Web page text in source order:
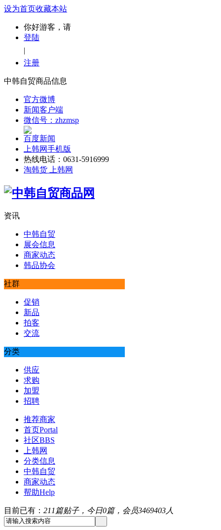
设为首页收藏本站
你好游客，请
登陆
|
注册
中韩自贸商品信息
官方微博
新闻客户端
微信号：zhzmsp
百度新闻
上韩网手机版
热线电话：0631-5916999
淘韩货 上韩网
资讯
中韩自贸
展会信息
商家动态
韩品协会
社群
促销
新品
拍客
交流
分类
供应
求购
加盟
招聘
推荐商家
首页Portal
社区BBS
上韩网
分类信息
中韩自贸
商家动态
帮助Help
目前已有： 211篇贴子，今日0篇，会员3469403人